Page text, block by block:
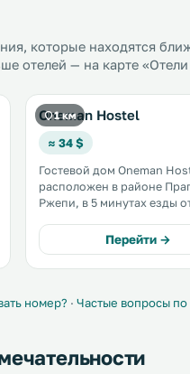
которые находятся
отелей — на карте «Отели
1 км
Oneman Hostel
≈ 34 $
Гостевой дом Oneman
расположен в районе
Ржепи, в 5 минутах езды
услугам гостей номера с
бесплатным Wi-Fi и
общественная парковка
Перейти →
номер? · Частые вопросы